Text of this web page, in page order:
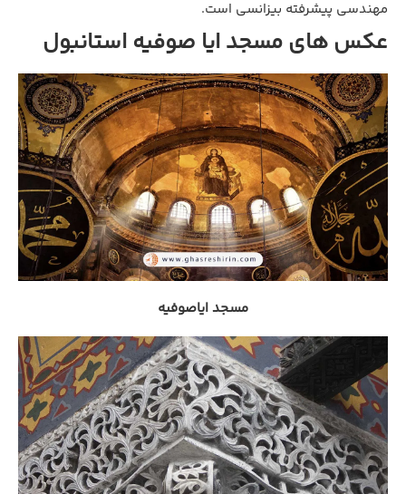
مهندسی پیشرفته بیزانسی است.
عکس های مسجد ایا صوفیه استانبول
مسجد ایاصوفیه